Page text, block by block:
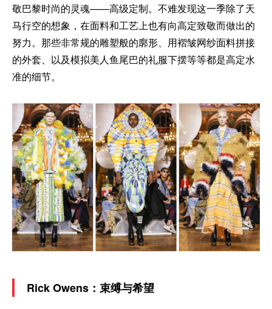
敬巴黎时尚的灵魂——高级定制。不难发现这一季除了天
马行空的想象，在面料和工艺上也有向高定致敬而做出的
努力。那些非常规的雕塑般的廓形、用褶皱网纱面料拼接
的外套、以及模拟美人鱼尾巴的礼服下摆等等都是高定水
准的细节。
Rick Owens：束缚与希望